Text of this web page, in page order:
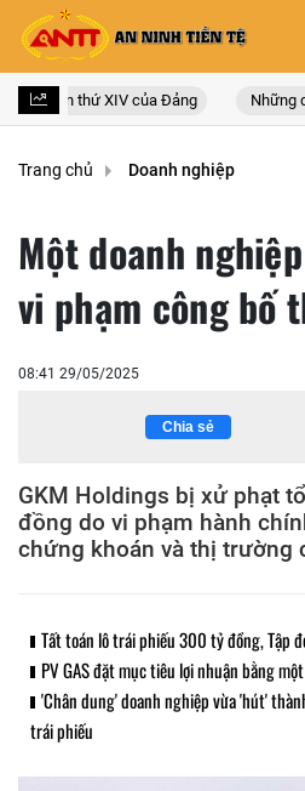
lần thứ XIV của Đảng Những
Trang chủ Doanh nghiệp
Một doanh
vi phạm công bố
08:41 29/05/2025
Chia sẻ
GKM Holdings bị xử phạt
đồng do vi phạm hành
chứng khoán và thị trường
Tất toán lô trái phiếu 300 tỷ đồng, Tập
PV GAS đặt mục tiêu lợi nhuận bằng
'Chân dung' doanh nghiệp vừa 'hút'
trái phiếu